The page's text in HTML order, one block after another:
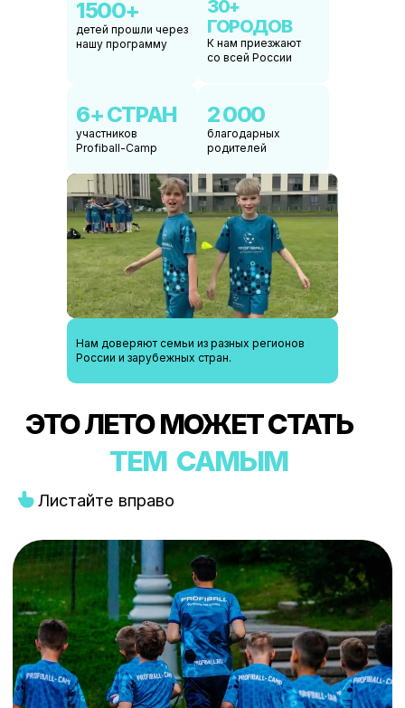
1500+
детей прошли через
нашу программу
30+
ГОРОДОВ
К нам приезжают
со всей России
6+ СТРАН
участников
Profiball-Camp
2 000
благодарных
родителей
Нам доверяют семьи из разных регионов
России и зарубежных стран.
Профессиональные тренеры
КАКИЗМЕНИТСЯ ВАШ
РЕБЕНОК
Листайте вправо
ЛЕТО 2026
6 СМЕН, КАЖДАЯ - 8 ДНЕЙ , ПОЛНОГО ПОГРУЖЕНИЯ В ФУТБОЛ
ЛЕТО 2026